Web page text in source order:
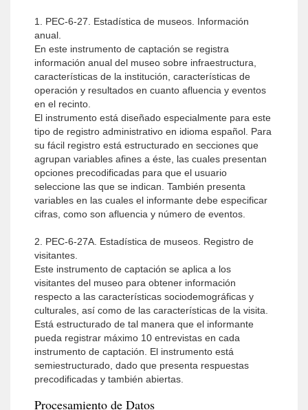
1. PEC-6-27. Estadística de museos. Información
anual.
En este instrumento de captación se registra
información anual del museo sobre infraestructura,
características de la institución, características de
operación y resultados en cuanto afluencia y eventos
en el recinto.
El instrumento está diseñado especialmente para este
tipo de registro administrativo en idioma español. Para
su fácil registro está estructurado en secciones que
agrupan variables afines a éste, las cuales presentan
opciones precodificadas para que el usuario
seleccione las que se indican. También presenta
variables en las cuales el informante debe especificar
cifras, como son afluencia y número de eventos.
2. PEC-6-27A. Estadística de museos. Registro de
visitantes.
Este instrumento de captación se aplica a los
visitantes del museo para obtener información
respecto a las características sociodemográficas y
culturales, así como de las características de la visita.
Está estructurado de tal manera que el informante
pueda registrar máximo 10 entrevistas en cada
instrumento de captación. El instrumento está
semiestructurado, dado que presenta respuestas
precodificadas y también abiertas.
Procesamiento de Datos